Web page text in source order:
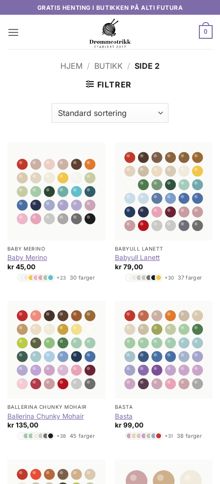
content
GRATIS HENTING I BUTIKKEN PÅ ALTI FUTURA
0
HJEM / BUTIKK / SIDE 2
FILTRER
BABY MERINO
Baby Merino
kr45,00
+23 30 farger
BABYULL LANETT
Babyull Lanett
kr79,00
+30 37 farger
BALLERINA CHUNKY MOHAIR
Ballerina Chunky Mohair
kr135,00
+38 45 farger
BASTA
Basta
kr99,00
+31 38 farger